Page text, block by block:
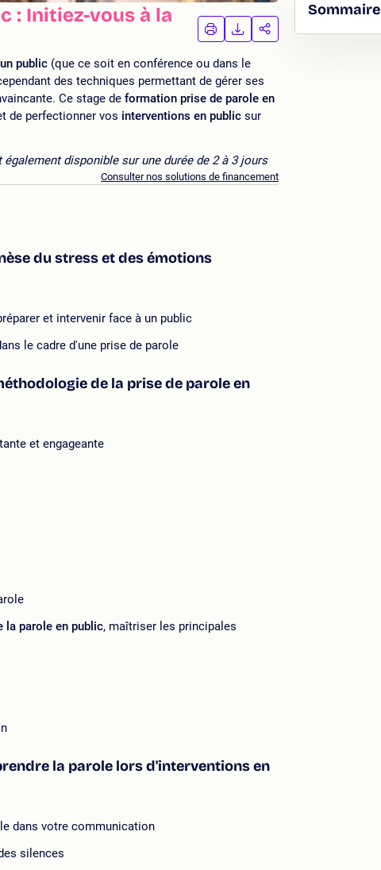
: Initiez-vous à la
IMPRIMER
LA
FORMATION
TÉLÉCHARGER
LA
FORMATION
PARTAGER
public (que ce soit en conférence ou dans le
des techniques permettant de gérer ses
Ce stage de formation prise de parole en
de perfectionner vos interventions en public sur
également disponible sur une durée de 2 à 3 jours
Consulter nos solutions de financement
du stress et des émotions
et intervenir face à un public
le cadre d'une prise de parole
de la prise de parole en
et engageante
la parole en public, maîtriser les principales
la parole lors d'interventions en
dans votre communication
silences
Sommaire